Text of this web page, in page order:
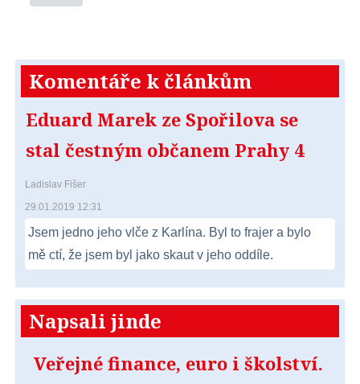
Komentáře k článkům
Eduard Marek ze Spořilova se
stal čestným občanem Prahy 4
Ladislav Fišer
29.01.2019 12:31
Jsem jedno jeho vlče z Karlína. Byl to frajer a bylo
mě ctí, že jsem byl jako skaut v jeho oddíle.
Napsali jinde
Veřejné finance, euro i školství.